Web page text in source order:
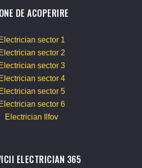
DE ACOPERIRE
Electrician sector 1
Electrician sector 2
Electrician sector 3
Electrician sector 4
Electrician sector 5
Electrician sector 6
Electrician Ilfov
ELECTRICIAN 365